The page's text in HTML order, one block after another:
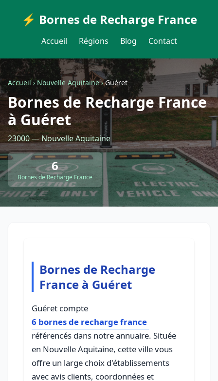
⚡ Bornes de Recharge France
Accueil Régions Blog Contact
Accueil›Nouvelle Aquitaine›Guéret
Bornes de Recharge France
à Guéret
23000 — Nouvelle Aquitaine
6
Bornes de Recharge France
Bornes de Recharge
France à Guéret
Guéret compte
6 bornes de recharge france
référencés dans notre annuaire. Située
en Nouvelle Aquitaine, cette ville vous
offre un large choix d'établissements
avec avis clients, coordonnées et